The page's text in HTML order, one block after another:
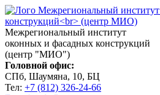
Межрегиональный институт
оконных и фасадных конструкций
(центр "МИО")
Головной офис:
СПб, Шаумяна, 10, БЦ
Тел: +7 (812) 326-24-66